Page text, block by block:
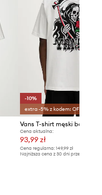
-10%
extra -5% z kodem: OFF*
Vans T-shirt męski
Cena aktualna:
93,99 zł
Cena regularna: 149,99 zł
Najniższa cena z 30 dni przed obniżką: